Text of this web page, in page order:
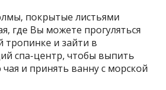
покрытые листьями
где Вы можете прогуляться
тропинке и зайти в
спа-центр, чтобы выпить
и принять ванну с морской